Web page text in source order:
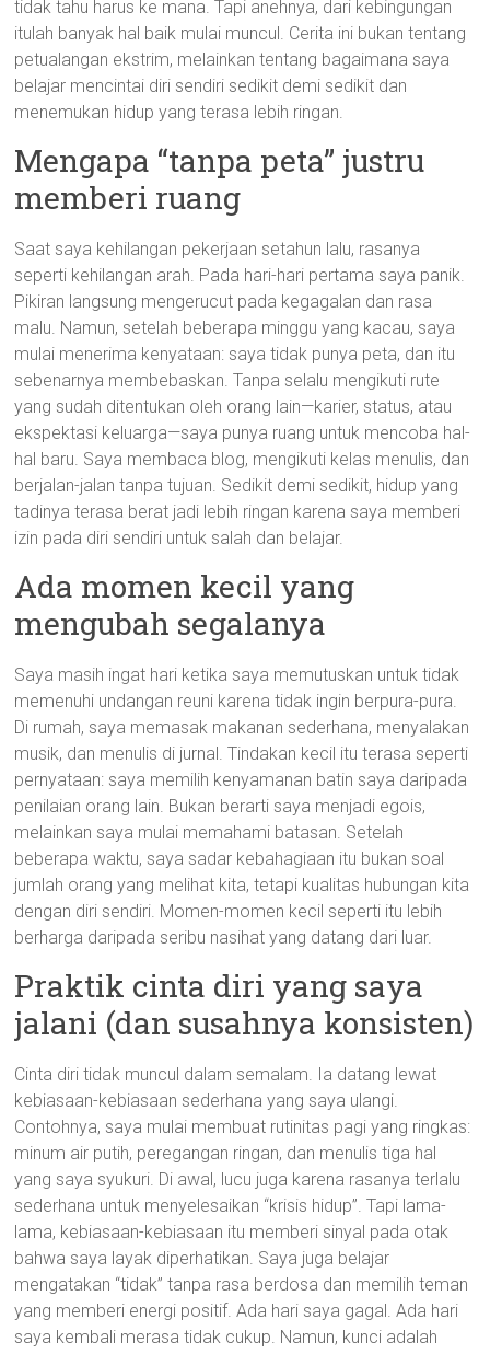
tidak tahu harus ke mana. Tapi anehnya, dari kebingungan
itulah banyak hal baik mulai muncul. Cerita ini bukan tentang
petualangan ekstrim, melainkan tentang bagaimana saya
belajar mencintai diri sendiri sedikit demi sedikit dan
menemukan hidup yang terasa lebih ringan.
Mengapa “tanpa peta” justru
memberi ruang
Saat saya kehilangan pekerjaan setahun lalu, rasanya
seperti kehilangan arah. Pada hari-hari pertama saya panik.
Pikiran langsung mengerucut pada kegagalan dan rasa
malu. Namun, setelah beberapa minggu yang kacau, saya
mulai menerima kenyataan: saya tidak punya peta, dan itu
sebenarnya membebaskan. Tanpa selalu mengikuti rute
yang sudah ditentukan oleh orang lain—karier, status, atau
ekspektasi keluarga—saya punya ruang untuk mencoba hal-
hal baru. Saya membaca blog, mengikuti kelas menulis, dan
berjalan-jalan tanpa tujuan. Sedikit demi sedikit, hidup yang
tadinya terasa berat jadi lebih ringan karena saya memberi
izin pada diri sendiri untuk salah dan belajar.
Ada momen kecil yang
mengubah segalanya
Saya masih ingat hari ketika saya memutuskan untuk tidak
memenuhi undangan reuni karena tidak ingin berpura-pura.
Di rumah, saya memasak makanan sederhana, menyalakan
musik, dan menulis di jurnal. Tindakan kecil itu terasa seperti
pernyataan: saya memilih kenyamanan batin saya daripada
penilaian orang lain. Bukan berarti saya menjadi egois,
melainkan saya mulai memahami batasan. Setelah
beberapa waktu, saya sadar kebahagiaan itu bukan soal
jumlah orang yang melihat kita, tetapi kualitas hubungan kita
dengan diri sendiri. Momen-momen kecil seperti itu lebih
berharga daripada seribu nasihat yang datang dari luar.
Praktik cinta diri yang saya
jalani (dan susahnya konsisten)
Cinta diri tidak muncul dalam semalam. Ia datang lewat
kebiasaan-kebiasaan sederhana yang saya ulangi.
Contohnya, saya mulai membuat rutinitas pagi yang ringkas:
minum air putih, peregangan ringan, dan menulis tiga hal
yang saya syukuri. Di awal, lucu juga karena rasanya terlalu
sederhana untuk menyelesaikan “krisis hidup”. Tapi lama-
lama, kebiasaan-kebiasaan itu memberi sinyal pada otak
bahwa saya layak diperhatikan. Saya juga belajar
mengatakan “tidak” tanpa rasa berdosa dan memilih teman
yang memberi energi positif. Ada hari saya gagal. Ada hari
saya kembali merasa tidak cukup. Namun, kunci adalah